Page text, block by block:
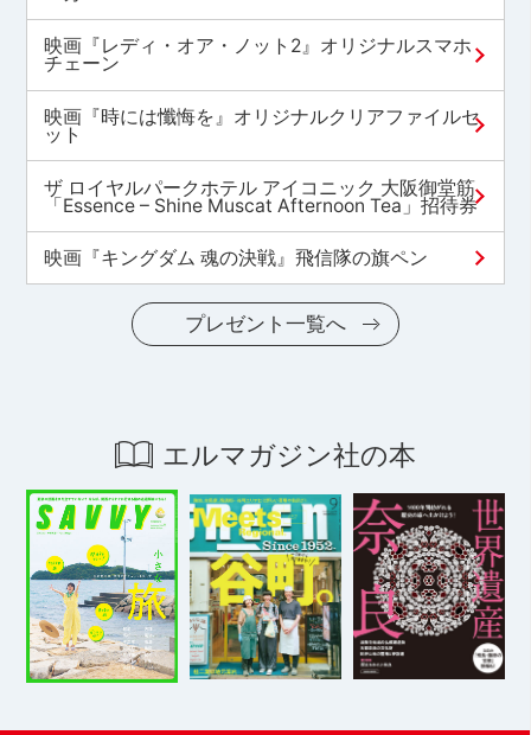
映画『レディ・オア・ノット2』オリジナルスマホ
チェーン
映画『時には懺悔を』オリジナルクリアファイルセ
ット
ザ ロイヤルパークホテル アイコニック 大阪御堂筋
「Essence – Shine Muscat Afternoon Tea」招待券
映画『キングダム 魂の決戦』飛信隊の旗ペン
プレゼント一覧へ
エルマガジン社の本